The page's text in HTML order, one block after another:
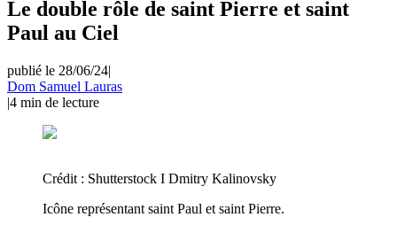
Le double rôle de saint Pierre et saint
Paul au Ciel
publié le 28/06/24|
Dom Samuel Lauras
|4 min de lecture
Crédit : Shutterstock I Dmitry Kalinovsky
Icône représentant saint Paul et saint Pierre.